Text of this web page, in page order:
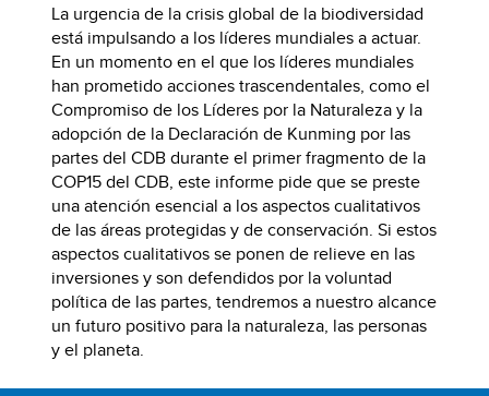
La urgencia de la crisis global de la biodiversidad
está impulsando a los líderes mundiales a actuar.
En un momento en el que los líderes mundiales
han prometido acciones trascendentales, como el
Compromiso de los Líderes por la Naturaleza y la
adopción de la Declaración de Kunming por las
partes del CDB durante el primer fragmento de la
COP15 del CDB, este informe pide que se preste
una atención esencial a los aspectos cualitativos
de las áreas protegidas y de conservación. Si estos
aspectos cualitativos se ponen de relieve en las
inversiones y son defendidos por la voluntad
política de las partes, tendremos a nuestro alcance
un futuro positivo para la naturaleza, las personas
y el planeta.